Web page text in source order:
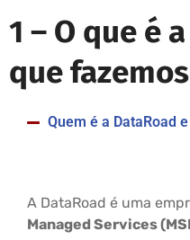
1 – O que é
que fazemos
Quem é a DataRoad
A DataRoad é uma
Managed Services